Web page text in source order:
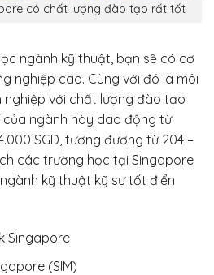
có chất lượng đào tạo rất tốt
ngành kỹ thuật, bạn sẽ có cơ
nghiệp cao. Cùng với đó là môi
nghiệp với chất lượng đào tạo
của ngành này dao động từ
SGD, tương đương từ 204 –
các trường học tại Singapore
kỹ thuật kỹ sư tốt điển
Singapore
(SIM)